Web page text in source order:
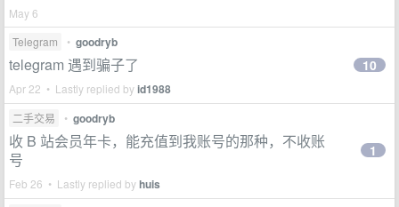
May 6
Telegram
• goodryb
telegram 遇到骗子了
Apr 22 • Lastly replied byid1988
10
二手交易 • goodryb
收 B 站会员年卡，能充值到我账号的那种，不收账
号
Feb 26 • Lastly replied byhuis
1